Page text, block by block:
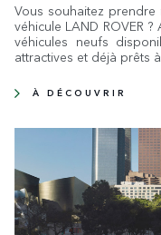
Vous souhaitez
véhicule LAND ROVER
véhicules neufs
attractives et déjà prêts
À DÉCOUVRIR